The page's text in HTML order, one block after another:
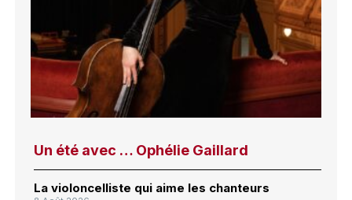
Un été avec … Ophélie Gaillard
La violoncelliste qui aime les chanteurs